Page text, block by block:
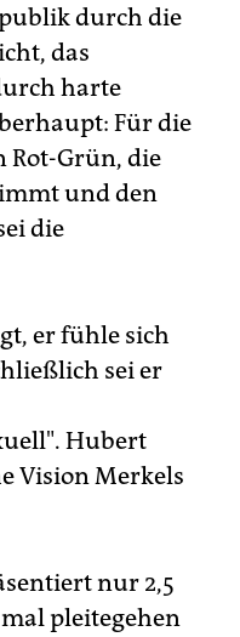
durch die
das
harte
Für die
Rot-Grün, die
und den
die
er fühle sich
sei er
Hubert
Vision Merkels
nur 2,5
pleitegehen